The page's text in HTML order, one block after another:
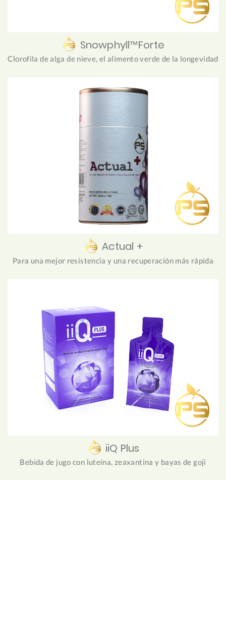
Snowphyll™Forte
Clorofila de alga de nieve, el alimento verde de la longevidad
Actual +
Para una mejor resistencia y una recuperación más rápida
iiQ Plus
Bebida de jugo con luteína, zeaxantina y bayas de goji